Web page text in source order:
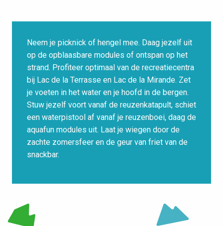
Neem je picknick of hengel mee. Daag jezelf uit
op de opblaasbare modules of ontspan op het
strand. Profiteer optimaal van de recreatiecentra
bij Lac de la Terrasse en Lac de la Mirande. Zet
je voeten in het water en je hoofd in de bergen.
Stuw jezelf voort vanaf de reuzenkatapult, schiet
een waterpistool af vanaf je reuzenboei, daag de
aquafun modules uit. Laat je wiegen door de
zachte zomersfeer en de geur van friet van de
snackbar.